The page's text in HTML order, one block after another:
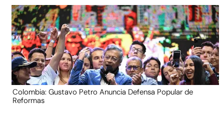
Colombia: Gustavo Petro Anuncia Defensa Popular de
Reformas